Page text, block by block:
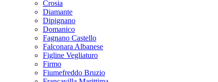
Crosia
Diamante
Dipignano
Domanico
Fagnano Castello
Falconara Albanese
Figline Vegliaturo
Firmo
Fiumefreddo Bruzio